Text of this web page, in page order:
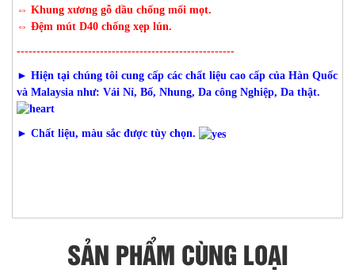
⇔ Khung xương gỗ dầu chống mối mọt.
⇔ Đệm mút D40 chống xẹp lún.
-------------------------------------------------------
► Hiện tại chúng tôi cung cấp các chất liệu cao cấp của Hàn Quốc
và Malaysia như: Vải Nỉ, Bố, Nhung, Da công Nghiệp, Da thật.
► Chất liệu, màu sắc được tùy chọn.
SẢN PHẨM CÙNG LOẠI